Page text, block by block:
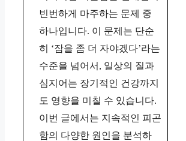
빈번하게 마주하는 문제 중
하나입니다. 이 문제는 단순
히 ‘잠을 좀 더 자야겠다’라는
수준을 넘어서, 일상의 질과
심지어는 장기적인 건강까지
도 영향을 미칠 수 있습니다.
이번 글에서는 지속적인 피곤
함의 다양한 원인을 분석하